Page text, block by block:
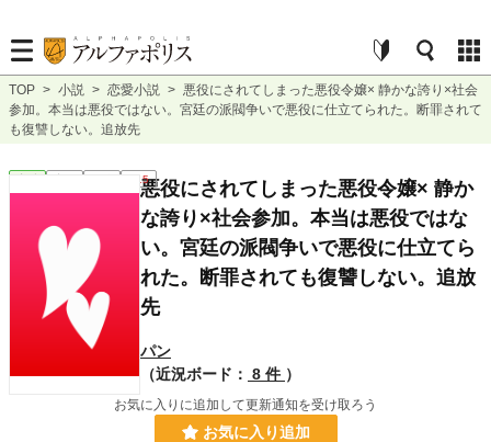
TOP > 小説 > 恋愛小説 > 悪役にされてしまった悪役令嬢× 静かな誇り×社会
参加。本当は悪役ではない。宮廷の派閥争いで悪役に仕立てられた。断罪されて
も復讐しない。追放先
R15悪役にされてしまった悪役令嬢× 静か
な誇り×社会参加。本当は悪役ではな
い。宮廷の派閥争いで悪役に仕立てら
れた。断罪されても復讐しない。追放
先
パン
（近況ボード： 8 件 ）
お気に入りに追加して更新通知を受け取ろう
お気に入り追加